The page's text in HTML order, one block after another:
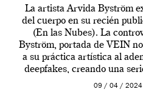
La artista Arvida Byström
del cuerpo en su recién
(En las Nubes). La
Byström, portada de VEIN
a su práctica artística al
deepfakes, creando una
por
09 / 04 /